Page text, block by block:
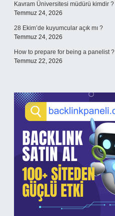
Kavram Üniversitesi müdürü kimdir ?
Temmuz 24, 2026
28 Ekim’de kuyumcular açık mı ?
Temmuz 24, 2026
How to prepare for being a panelist ?
Temmuz 22, 2026